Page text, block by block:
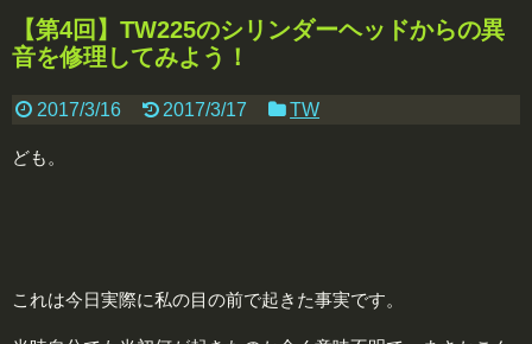
【第4回】TW225のシリンダーヘッドからの異
音を修理してみよう！
2017/3/16 2017/3/17 TW
ども。
これは今日実際に私の目の前で起きた事実です。